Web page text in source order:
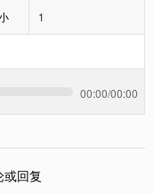
1
00:00/00:00
或回复